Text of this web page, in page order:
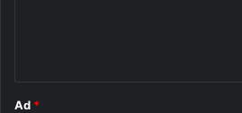
Ad *